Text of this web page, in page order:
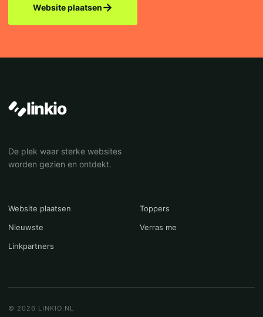
Website plaatsen→
linkio
De plek waar sterke websites
worden gezien en ontdekt.
Website plaatsen
Toppers
Nieuwste
Verras me
Linkpartners
© 2026 LINKIO.NL